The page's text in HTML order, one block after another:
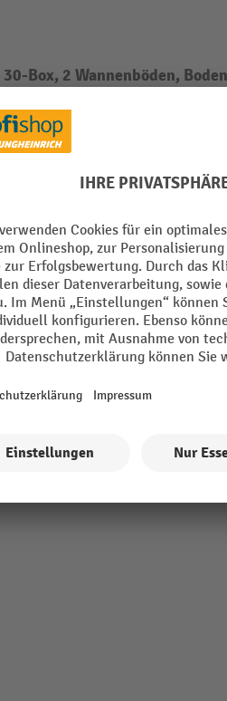
Box, 2 Wannenböden,
montiert
nach StawaR